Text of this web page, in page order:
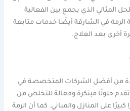
المثالي الذي يجمع بين الفعالية
في الشارقة أيضًا خدمات متابعة
أخرى بعد العلاج.
من أفضل الشركات المتخصصة في
تقدم حلولًا مبتكرة وفعالة للتخلص من
على المنازل والمباني. كما أن الرمة